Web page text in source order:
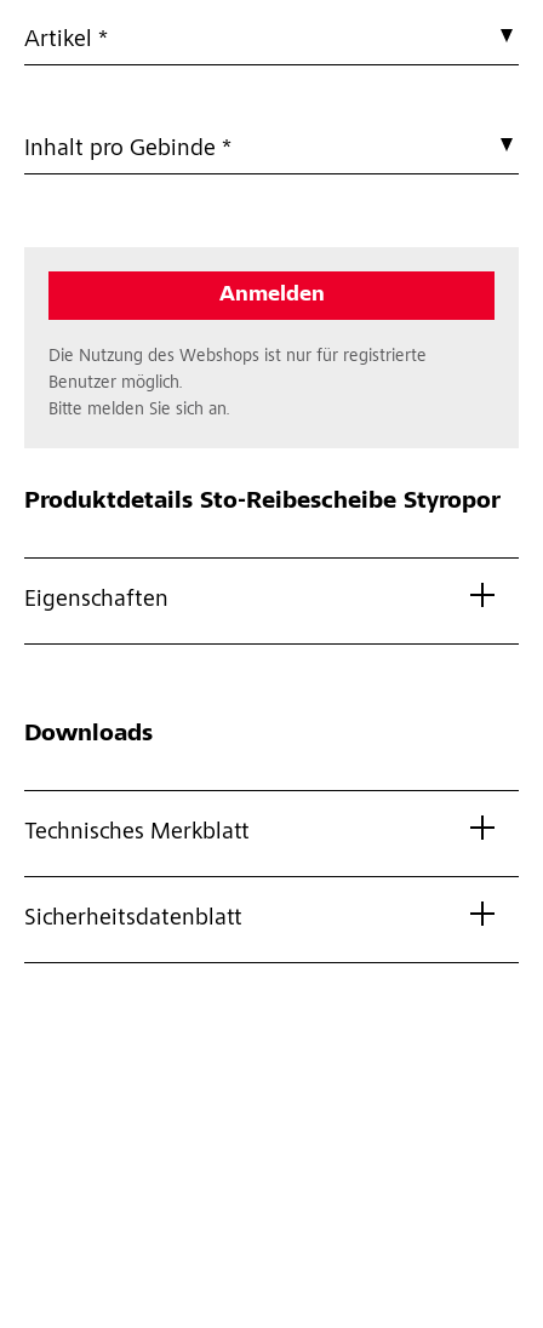
Artikel *
Inhalt pro Gebinde *
Anmelden
Die Nutzung des Webshops ist nur für registrierte
Benutzer möglich.
Bitte melden Sie sich an.
Produktdetails Sto-Reibescheibe Styropor
Eigenschaften
Downloads
Technisches Merkblatt
Sicherheitsdatenblatt